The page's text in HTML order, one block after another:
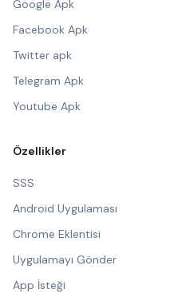
Google Apk
Facebook Apk
Twitter apk
Telegram Apk
Youtube Apk
Özellikler
SSS
Android Uygulaması
Chrome Eklentisi
Uygulamayı Gönder
App İsteği